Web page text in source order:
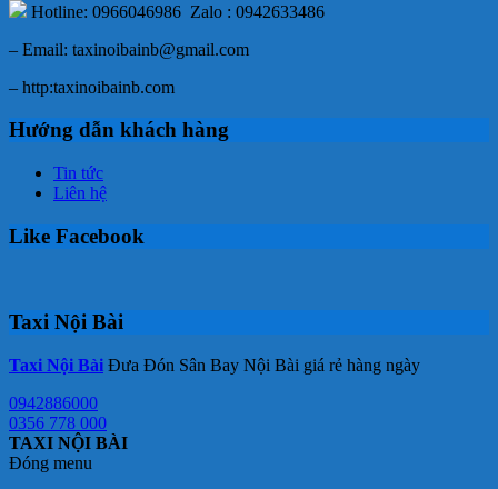
Hotline: 0966046986 Zalo : 0942633486
– Email: taxinoibainb@gmail.com
– http:taxinoibainb.com
Hướng dẫn khách hàng
Tin tức
Liên hệ
Like Facebook
Taxi Nội Bài
Taxi Nội Bài Đưa Đón Sân Bay Nội Bài giá rẻ hàng ngày
0942886000
0356 778 000
TAXI NỘI BÀI
Đóng menu